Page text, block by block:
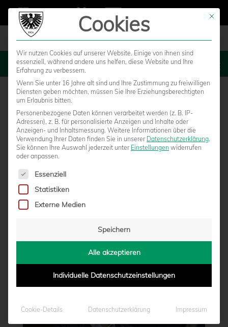
MENU
DIESE SECHS KANDIDATEN STELLEN SICH
vonMarcel Weskamp|07.01.2020 - 13:22
Mit
Cookies
Wir nutzen Cookies auf unserer Website. Einige von ihnen sind
essenziell, während andere uns helfen, diese Website und Ihre
Erfahrung zu verbessern.
Wenn Sie unter 16 Jahre alt sind und Ihre Zustimmung zu freiwilligen
Diensten geben möchten, müssen Sie Ihre Erziehungsberechtigten
um Erlaubnis bitten.
Personenbezogene Daten können verarbeitet werden (z. B. IP-
Adressen), z. B. für personalisierte Anzeigen und Inhalte oder
Anzeigen- und Inhaltsmessung. Weitere Informationen über die
Verwendung Ihrer Daten finden Sie in unserer Datenschutzerklärung.
Sie können Ihre Auswahl jederzeit unter Einstellungen widerrufen
oder anpassen.
Es folgt eine Liste der Service-Gruppen, für die eine
Essenziell
Statistiken
Externe Medien
Speichern
Alle akzeptieren
Individuelle Datenschutzeinstellungen
Cookie-Details Datenschutzerklärung Impressum